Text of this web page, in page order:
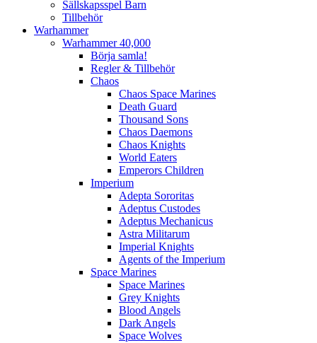
Sällskapsspel Barn
Tillbehör
Warhammer
Warhammer 40,000
Börja samla!
Regler & Tillbehör
Chaos
Chaos Space Marines
Death Guard
Thousand Sons
Chaos Daemons
Chaos Knights
World Eaters
Emperors Children
Imperium
Adepta Sororitas
Adeptus Custodes
Adeptus Mechanicus
Astra Militarum
Imperial Knights
Agents of the Imperium
Space Marines
Space Marines
Grey Knights
Blood Angels
Dark Angels
Space Wolves